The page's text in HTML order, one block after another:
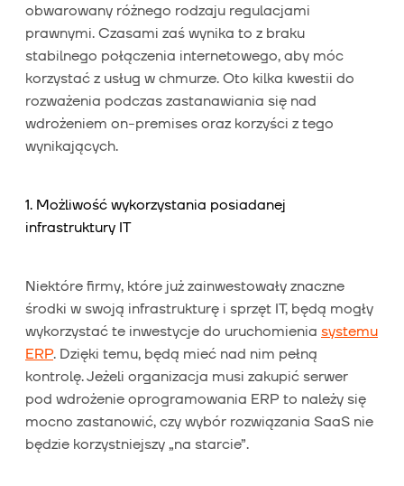
obwarowany różnego rodzaju regulacjami
prawnymi. Czasami zaś wynika to z braku
stabilnego połączenia internetowego, aby móc
korzystać z usług w chmurze. Oto kilka kwestii do
rozważenia podczas zastanawiania się nad
wdrożeniem on-premises oraz korzyści z tego
wynikających.
1. Możliwość wykorzystania posiadanej
infrastruktury IT
Niektóre firmy, które już zainwestowały znaczne
środki w swoją infrastrukturę i sprzęt IT, będą mogły
wykorzystać te inwestycje do uruchomienia systemu
ERP. Dzięki temu, będą mieć nad nim pełną
kontrolę. Jeżeli organizacja musi zakupić serwer
pod wdrożenie oprogramowania ERP to należy się
mocno zastanowić, czy wybór rozwiązania SaaS nie
będzie korzystniejszy „na starcie”.